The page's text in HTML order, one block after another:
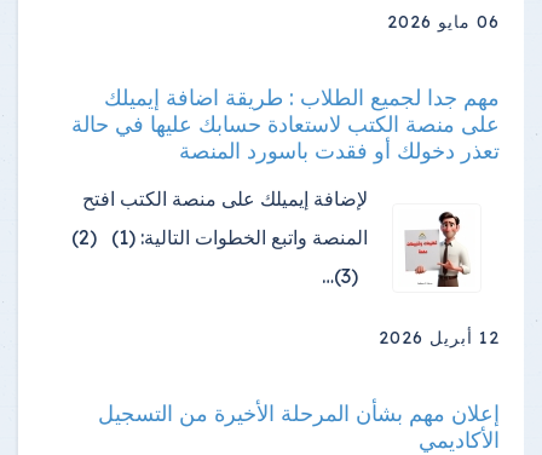
06 مايو 2026
مهم جدا لجميع الطلاب : طريقة اضافة إيميلك
على منصة الكتب لاستعادة حسابك عليها في حالة
تعذر دخولك أو فقدت باسورد المنصة
لإضافة إيميلك على منصة الكتب افتح
المنصة واتبع الخطوات التالية: (1) (2)
(3)…
12 أبريل 2026
إعلان مهم بشأن المرحلة الأخيرة من التسجيل
الأكاديمي